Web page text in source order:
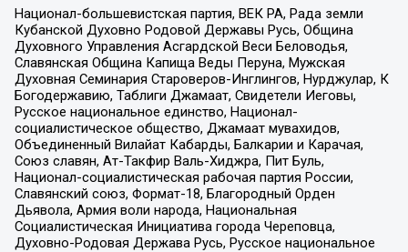
Национал-большевистская партия, ВЕК РА, Рада земли
Кубанской Духовно Родовой Державы Русь, Община
Духовного Управления Асгардской Веси Беловодья,
Славянская Община Капища Веды Перуна, Мужская
Духовная Семинария Староверов-Инглингов, Нурджулар, К
Богодержавию, Таблиги Джамаат, Свидетели Иеговы,
Русское национальное единство, Национал-
социалистическое общество, Джамаат мувахидов,
Объединенный Вилайат Кабарды, Балкарии и Карачая,
Союз славян, Ат-Такфир Валь-Хиджра, Пит Буль,
Национал-социалистическая рабочая партия России,
Славянский союз, Формат-18, Благородный Орден
Дьявола, Армия воли народа, Национальная
Социалистическая Инициатива города Череповца,
Духовно-Родовая Держава Русь, Русское национальное